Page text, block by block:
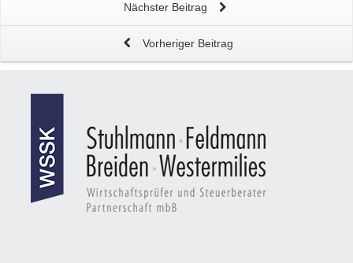
Nächster Beitrag
Vorheriger Beitrag